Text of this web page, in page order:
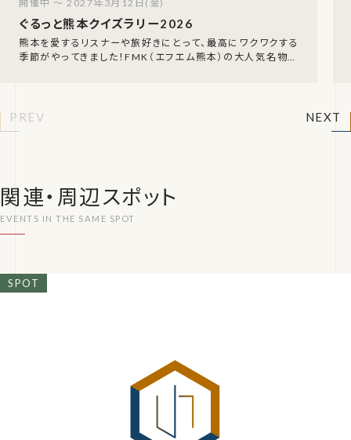
ぐるっと熊本クイズラリー2026
熊本を愛するリスナーや旅好きにとって、最高にワクワクする
季節がやってきました！FMK（エフエム熊本）の大人気名物企
開催中 ～ 2027年3月12日(金)
PREV NEXT
関連・周辺スポット